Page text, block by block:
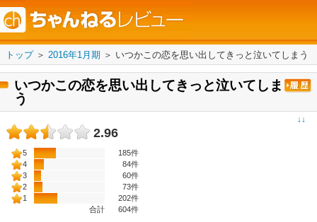
トップ＞ 2016年1月期 ＞ いつかこの恋を思い出してきっと泣いてしまう
いつかこの恋を思い出してきっと泣いてしま
う
↓↓
2.96
5
185件
4
84件
3
60件
2
73件
1
202件
合計
604件